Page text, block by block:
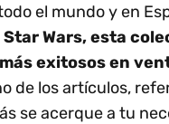
el mundo y en
Wars, esta
exitosos en
de los artículos,
se acerque a tu